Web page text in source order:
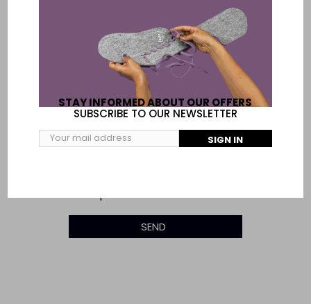
Required fields to contact us
SEND
STAY INFORMED ABOUT OUR OFFERS
SUBSCRIBE TO OUR NEWSLETTER
SIGN IN